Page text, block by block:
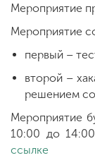
Мероприятие
Мероприятие
первый –
второй –
решением
Мероприятие
10:00 до
ссылке